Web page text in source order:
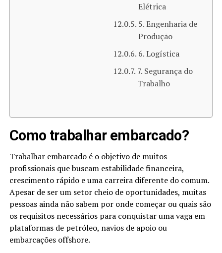
Elétrica
5. Engenharia de
Produção
6. Logística
7. Segurança do
Trabalho
Como trabalhar embarcado?
Trabalhar embarcado é o objetivo de muitos
profissionais que buscam estabilidade financeira,
crescimento rápido e uma carreira diferente do comum.
Apesar de ser um setor cheio de oportunidades, muitas
pessoas ainda não sabem por onde começar ou quais são
os requisitos necessários para conquistar uma vaga em
plataformas de petróleo, navios de apoio ou
embarcações offshore.